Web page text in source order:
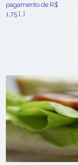
pagamento de R$
1,75 […]